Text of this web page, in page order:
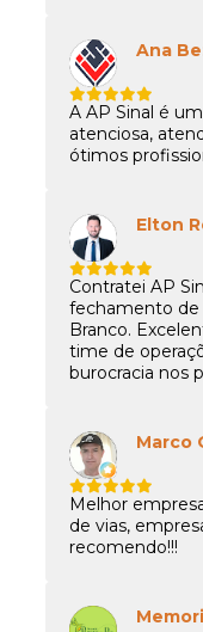
Ana
A AP Sinal é
atenciosa,
ótimos
Elton
Contratei AP
fechamento de
Branco.
time de
burocracia nos
Marco
Melhor
de vias,
recomendo!!!